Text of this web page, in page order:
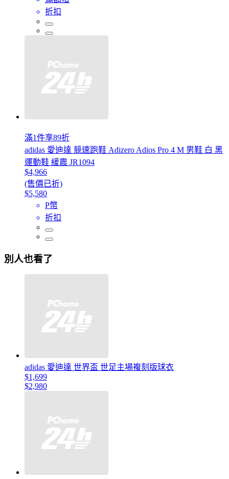
折扣
滿1件享89折
adidas 愛迪達 競速跑鞋 Adizero Adios Pro 4 M 男鞋 白 黑
運動鞋 緩震 JR1094
$4,966
(售價已折)
$5,580
P幣
折扣
別人也看了
adidas 愛迪達 世界盃 世足主場複刻版球衣
$1,699
$2,980